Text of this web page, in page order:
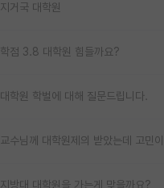
지거국 대학원
학점 3.8 대학원 힘들까요?
대학원 학벌에 대해 질문드립니다.
교수님께 대학원제의 받았는데 고민이
지방대 대학원을 가는게 맞을까요?